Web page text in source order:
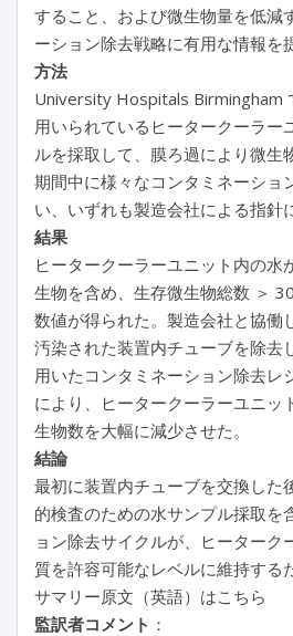
すること、および微生物量を低減
ーション除去戦略に有用な情報を
方法
University Hospitals Birmingham
用いられているヒータークーラー
ルを採取して、膜ろ過により微生
期間中に様々なコンタミネーショ
い、いずれも製造会社による指針
結果
ヒータークーラーユニット内の水
生物を含め、生存微生物総数 ＞
数値が得られた。製造会社と協働
汚染された装置内チューブを除去
用いたコンタミネーション除去レ
により、ヒータークーラーユニッ
生物数を大幅に減少させた。
結論
最初に装置内チューブを交換した
的検査のための水サンプル採取を
ョン除去サイクルが、ヒーターク
質を許容可能なレベルに維持する
サマリー原文（英語）はこちら
監訳者コメント ：